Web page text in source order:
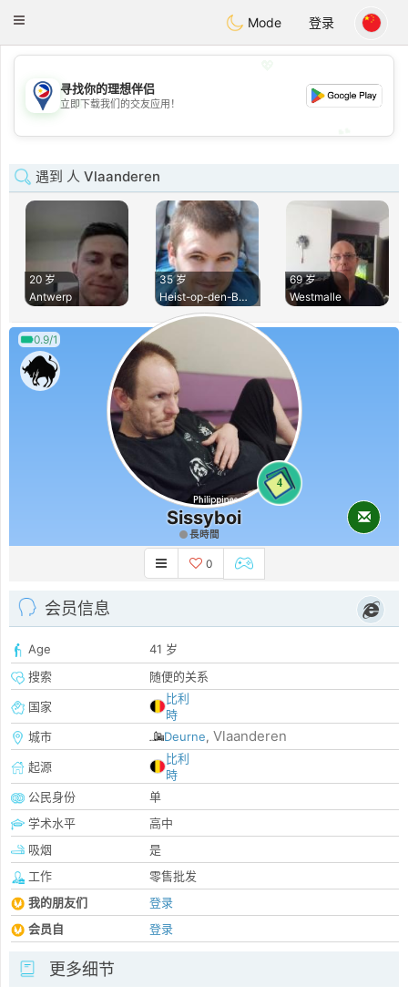
PhilippinesChat
Toggle
Mode 登录
💖
💕
寻找你的理想伴侣
立即下载我们的交友应用！
遇到 人 Vlaanderen
20 岁
Antwerp
35 岁
Heist-op-den-Berg
69 岁
Westmalle
0.9/1
4
Sissyboi
長時間
0
会员信息
Age
41 岁
搜索
随便的关系
国家
比利
時
城市
Deurne, Vlaanderen
起源
比利
時
公民身份
单
学术水平
高中
吸烟
是
工作
零售批发
我的朋友们
登录
会员自
登录
更多细节